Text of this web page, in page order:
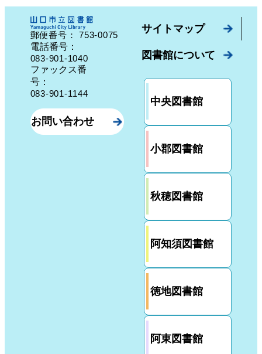
郵便番号：753-0075 山口県山口市中園町７番７号
電話番号：
083-901-1040
ファックス番
号：
083-901-1144
お問い合わせ
サイトマップ
図書館について
中央図書館
小郡図書館
秋穂図書館
阿知須図書館
徳地図書館
阿東図書館